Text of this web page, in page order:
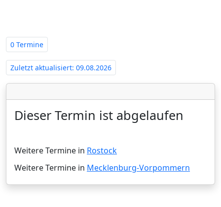
0 Termine
Zuletzt aktualisiert: 09.08.2026
Dieser Termin ist abgelaufen
Weitere Termine in Rostock
Weitere Termine in Mecklenburg-Vorpommern